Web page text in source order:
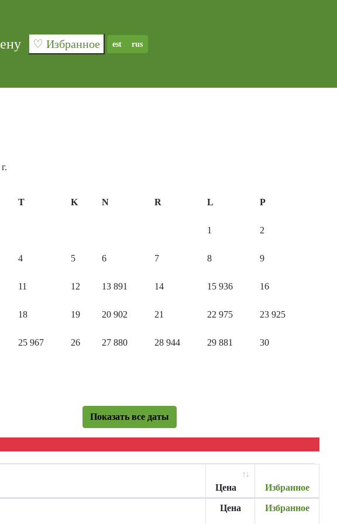
♡ Избранное est rus
T K N R L P
1 2
4 5 6 7 8 9
11 12 13 891 14 15 936 16
18 19 20 902 21 22 975 23 925
25 967 26 27 880 28 944 29 881 30
Показать все даты
Цена Избранное
Цена Избранное